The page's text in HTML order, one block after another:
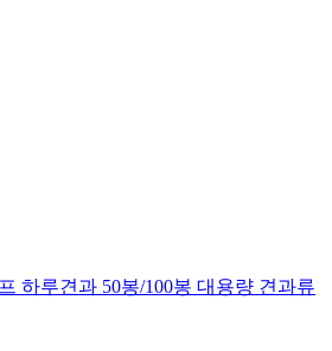
하루견과 50봉/100봉 대용량 견과류